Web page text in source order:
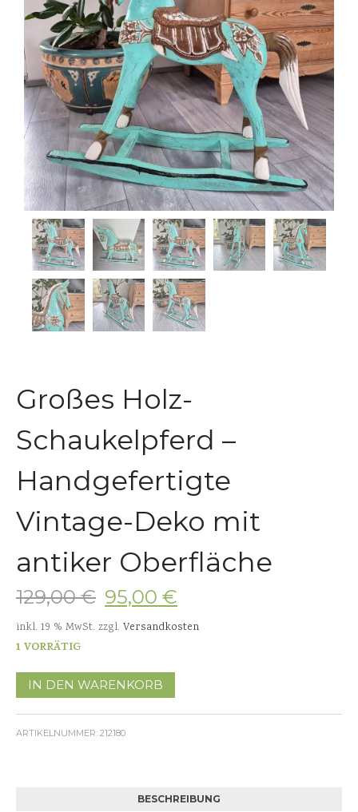
Steinschalen
Steinlaternen
Skulpturen
Pflanzschalen
Steinschalen
Versteinertes Holz
Großes Holz-
Schaukelpferd –
Handgefertigte
Vintage-Deko mit
antiker Oberfläche
129,00€ 95,00 €
inkl. 19 % MwSt. zzgl. Versandkosten
1 VORRÄTIG
IN DEN WARENKORB
ARTIKELNUMMER: 212180
BESCHREIBUNG